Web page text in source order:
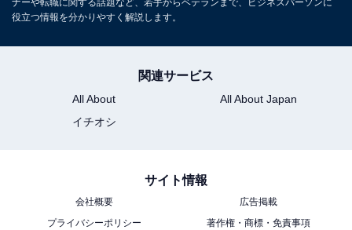
1
ナーや転職に関する話題など、若手からベテランまで、ビジネスパーソンに
役立つ情報を分かりやすく解説します。
関連サービス
All About
All About Japan
イチオシ
サイト情報
会社概要
広告掲載
プライバシーポリシー
著作権・商標・免責事項